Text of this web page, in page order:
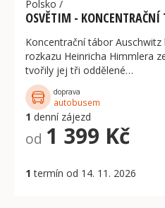
Polsko /
OSVĚTIM - KONCENTRAČNÍ
Koncentrační tábor Auschwitz
rozkazu Heinricha Himmlera
tvořily jej tři oddělené…
doprava
autobusem
1 denní zájezd
od 1 399 Kč
1 termín od 14. 11. 2026